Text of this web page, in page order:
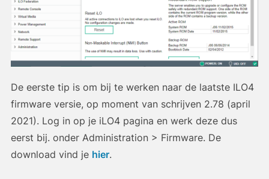
De eerste tip is om bij te werken naar de laatste ILO4
firmware versie, op moment van schrijven 2.78 (april
2021). Log in op je iLO4 pagina en werk deze dus
eerst bij. onder Administration > Firmware. De
download vind je hier.